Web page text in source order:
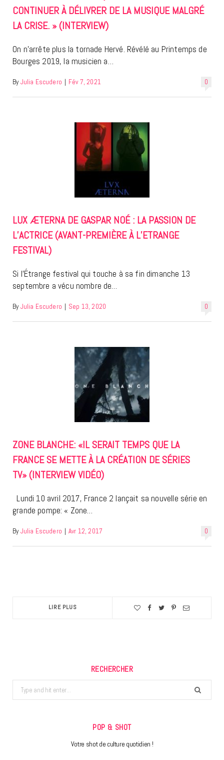
CONTINUER À DÉLIVRER DE LA MUSIQUE MALGRÉ
LA CRISE. » (INTERVIEW)
On n’arrête plus la tornade Hervé. Révélé au Printemps de
Bourges 2019, la musicien a…
0
By Julia Escudero | Fév 7, 2021
LUX ÆTERNA DE GASPAR NOÉ : LA PASSION DE
L’ACTRICE (AVANT-PREMIÈRE À L’ETRANGE
FESTIVAL)
Si l’Étrange festival qui touche à sa fin dimanche 13
septembre a vécu nombre de…
0
By Julia Escudero | Sep 13, 2020
ZONE BLANCHE: «IL SERAIT TEMPS QUE LA
FRANCE SE METTE À LA CRÉATION DE SÉRIES
TV» (INTERVIEW VIDÉO)
Lundi 10 avril 2017, France 2 lançait sa nouvelle série en
grande pompe: « Zone…
0
By Julia Escudero | Avr 12, 2017
LIRE PLUS
RECHERCHER
Search
for:
POP & SHOT
Votre shot de culture quotidien !